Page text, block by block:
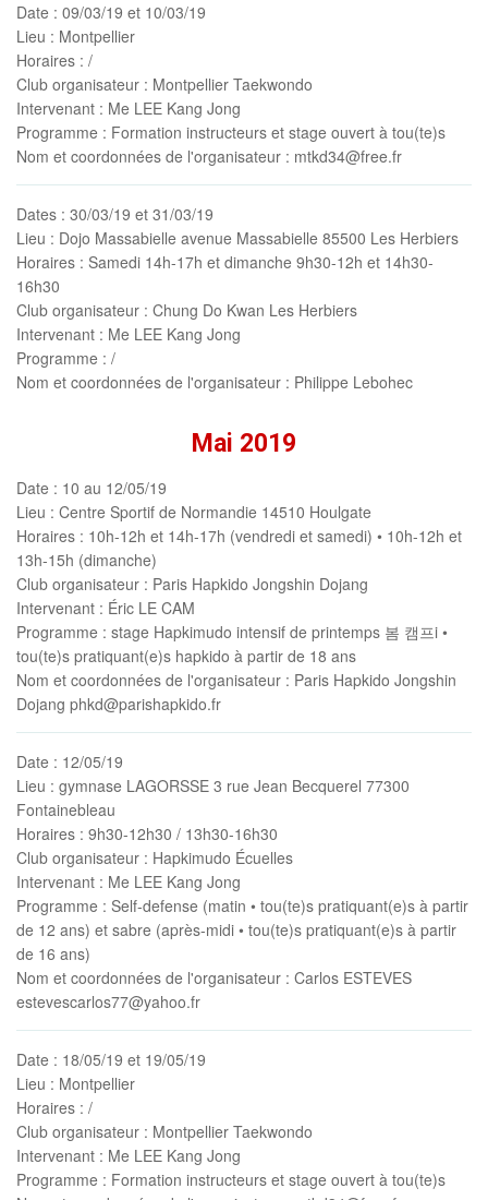
Date : 09/03/19 et 10/03/19
Lieu : Montpellier
Horaires : /
Club organisateur : Montpellier Taekwondo
Intervenant : Me LEE Kang Jong
Programme : Formation instructeurs et stage ouvert à tou(te)s
Nom et coordonnées de l'organisateur : mtkd34@free.fr
Dates : 30/03/19 et 31/03/19
Lieu : Dojo Massabielle avenue Massabielle 85500 Les Herbiers
Horaires : Samedi 14h-17h et dimanche 9h30-12h et 14h30-
16h30
Club organisateur : Chung Do Kwan Les Herbiers
Intervenant : Me LEE Kang Jong
Programme : /
Nom et coordonnées de l'organisateur : Philippe Lebohec
Mai 2019
Date : 10 au 12/05/19
Lieu : Centre Sportif de Normandie 14510 Houlgate
Horaires : 10h-12h et 14h-17h (vendredi et samedi) • 10h-12h et
13h-15h (dimanche)
Club organisateur : Paris Hapkido Jongshin Dojang
Intervenant : Éric LE CAM
Programme : stage Hapkimudo intensif de printemps 봄 캠프i •
tou(te)s pratiquant(e)s hapkido à partir de 18 ans
Nom et coordonnées de l'organisateur : Paris Hapkido Jongshin
Dojang phkd@parishapkido.fr
Date : 12/05/19
Lieu : gymnase LAGORSSE 3 rue Jean Becquerel 77300
Fontainebleau
Horaires : 9h30-12h30 / 13h30-16h30
Club organisateur : Hapkimudo Écuelles
Intervenant : Me LEE Kang Jong
Programme : Self-defense (matin • tou(te)s pratiquant(e)s à partir
de 12 ans) et sabre (après-midi • tou(te)s pratiquant(e)s à partir
de 16 ans)
Nom et coordonnées de l'organisateur : Carlos ESTEVES
estevescarlos77@yahoo.fr
Date : 18/05/19 et 19/05/19
Lieu : Montpellier
Horaires : /
Club organisateur : Montpellier Taekwondo
Intervenant : Me LEE Kang Jong
Programme : Formation instructeurs et stage ouvert à tou(te)s